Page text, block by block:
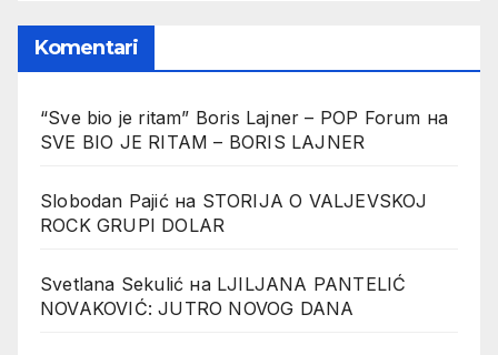
Komentari
“Sve bio je ritam” Boris Lajner – POP Forum на
SVE BIO JE RITAM – BORIS LAJNER
Slobodan Pajićна STORIJA O VALJEVSKOJ
ROCK GRUPI DOLAR
Svetlana Sekulić на LJILJANA PANTELIĆ
NOVAKOVIĆ: JUTRO NOVOG DANA